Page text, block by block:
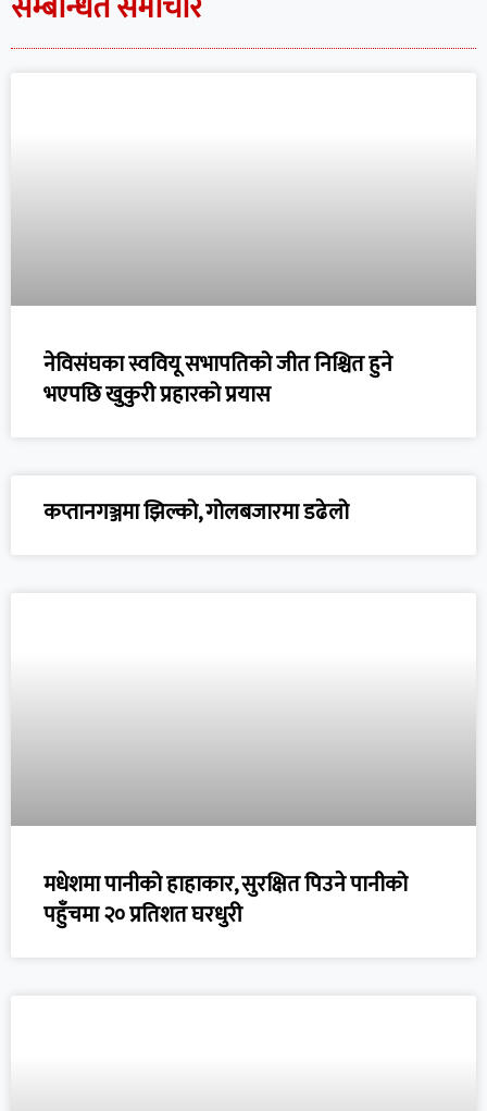
नेविसंघका स्ववियू सभापतिको जीत निश्चित हुने
भएपछि खुकुरी प्रहारको प्रयास
कप्तानगञ्जमा झिल्को, गोलबजारमा डढेलो
मधेशमा पानीको हाहाकार, सुरक्षित पिउने पानीको
पहुँचमा २० प्रतिशत घरधुरी